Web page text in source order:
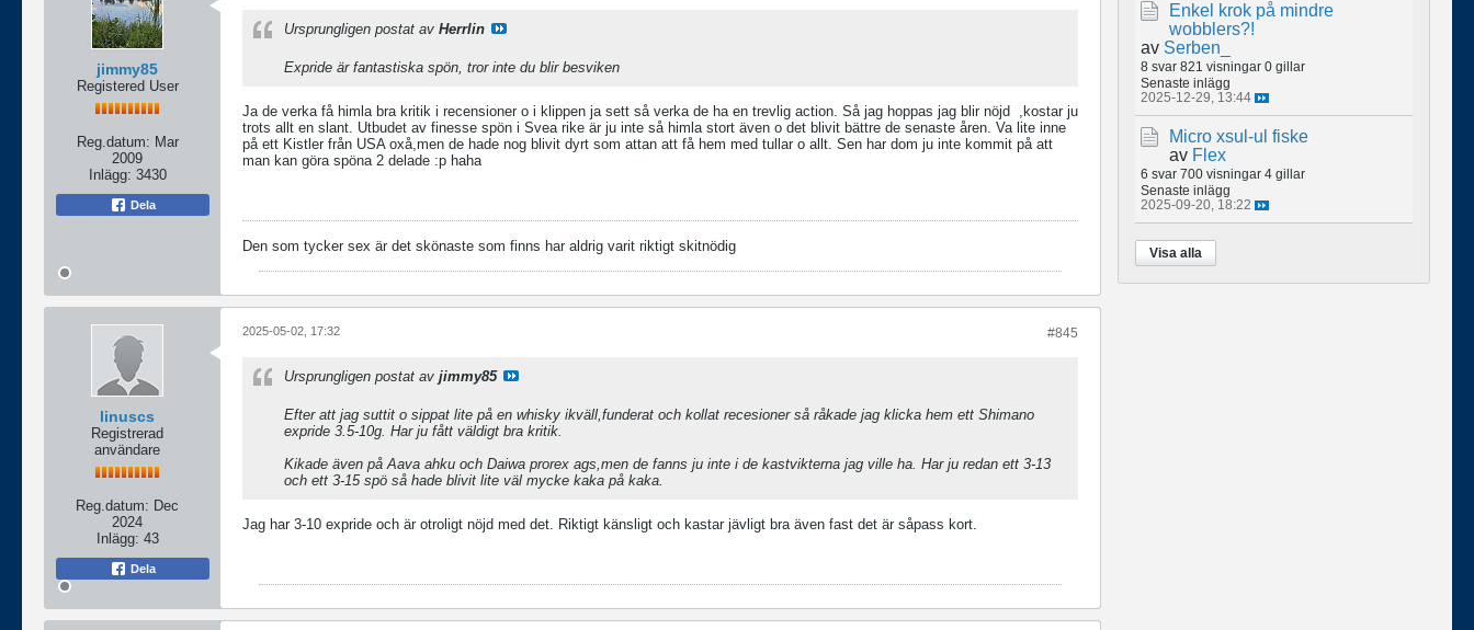
jimmy85
Registered User
Reg.datum: Mar
2009
Inlägg: 3430
Dela
Ursprungligen postat av Herrlin
Expride är fantastiska spön, tror inte du blir besviken
Ja de verka få himla bra kritik i recensioner o i klippen ja sett så verka de ha en trevlig action. Så jag hoppas jag blir nöjd
,kostar ju
trots allt en slant. Utbudet av finesse spön i Svea rike är ju inte så himla stort även o det blivit bättre de senaste åren. Va lite inne
på ett Kistler från USA oxå,men de hade nog blivit dyrt som attan att få hem med tullar o allt. Sen har dom ju inte kommit på att
man kan göra spöna 2 delade :p haha
Den som tycker sex är det skönaste som finns har aldrig varit riktigt skitnödig
linuscs
Registrerad
användare
Reg.datum: Dec
2024
Inlägg: 43
Dela
#845
2025-05-02, 17:32
Ursprungligen postat av jimmy85
Efter att jag suttit o sippat lite på en whisky ikväll,funderat och kollat recesioner så råkade jag klicka hem ett Shimano
expride 3.5-10g. Har ju fått väldigt bra kritik.
Kikade även på Aava ahku och Daiwa prorex ags,men de fanns ju inte i de kastvikterna jag ville ha. Har ju redan ett 3-13
och ett 3-15 spö så hade blivit lite väl mycke kaka på kaka.
Jag har 3-10 expride och är otroligt nöjd med det. Riktigt känsligt och kastar jävligt bra även fast det är såpass kort.
Enkel krok på mindre
wobblers?!
av Serben_
8 svar 821 visningar 0 gillar
Senaste inlägg
2025-12-29, 13:44
Micro xsul-ul fiske
av Flex
6 svar 700 visningar 4 gillar
Senaste inlägg
2025-09-20, 18:22
Visa alla